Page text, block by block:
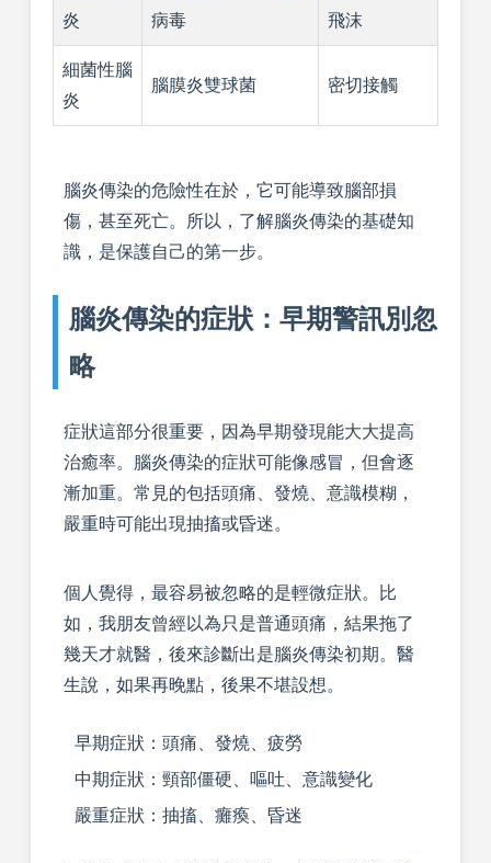
炎
病毒
飛沫
細菌性腦
炎
腦膜炎雙球菌 密切接觸
腦炎傳染的危險性在於，它可能導致腦部損
傷，甚至死亡。所以，了解腦炎傳染的基礎知
識，是保護自己的第一步。
腦炎傳染的症狀：早期警訊別忽
略
症狀這部分很重要，因為早期發現能大大提高
治癒率。腦炎傳染的症狀可能像感冒，但會逐
漸加重。常見的包括頭痛、發燒、意識模糊，
嚴重時可能出現抽搐或昏迷。
個人覺得，最容易被忽略的是輕微症狀。比
如，我朋友曾經以為只是普通頭痛，結果拖了
幾天才就醫，後來診斷出是腦炎傳染初期。醫
生說，如果再晚點，後果不堪設想。
早期症狀：頭痛、發燒、疲勞
中期症狀：頸部僵硬、嘔吐、意識變化
嚴重症狀：抽搐、癱瘓、昏迷